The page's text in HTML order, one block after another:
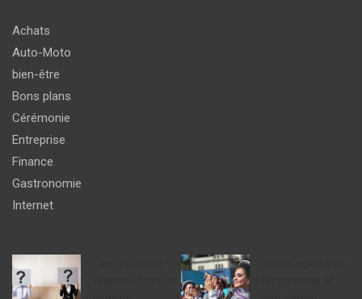
Achats
Auto-Moto
bien-être
Bons plans
Cérémonie
Entreprise
Finance
Gastronomie
Internet